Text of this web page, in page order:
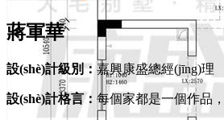
蔣軍華
設(shè)計級別： 嘉興康盛總經(jīng)理
設(shè)計格言： 每個家都是一個作品，用